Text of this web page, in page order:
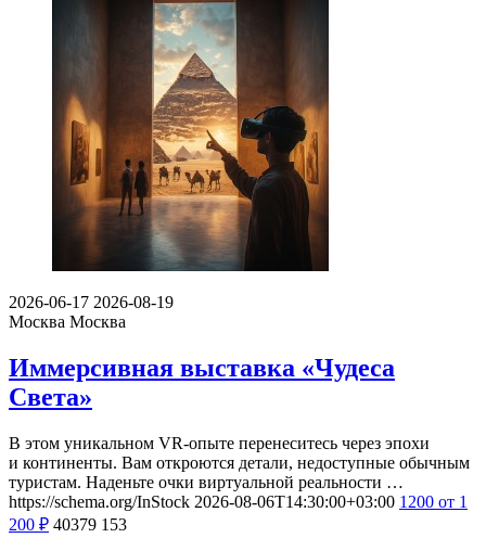
2026-06-17 2026-08-19
Москва Москва
Иммерсивная выставка «Чудеса
Света»
В этом уникальном VR-опыте перенеситесь через эпохи
и континенты. Вам откроются детали, недоступные обычным
туристам. Наденьте очки виртуальной реальности …
https://schema.org/InStock 2026-08-06T14:30:00+03:00 1200 от 1
200 ₽ 40379 153